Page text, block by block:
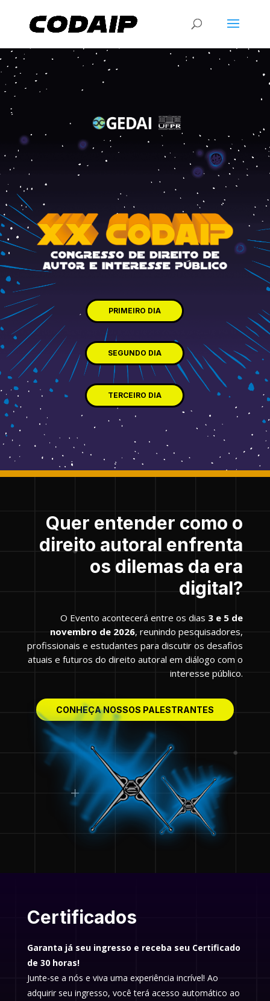
PRIMEIRO DIA
SEGUNDO DIA
TERCEIRO DIA
Quer entender como o
direito autoral enfrenta
os dilemas da era
digital?
O Evento acontecerá entre os dias 3 e 5 de
novembro de 2026, reunindo pesquisadores,
profissionais e estudantes para discutir os desafios
atuais e futuros do direito autoral em diálogo com o
interesse público.
CONHEÇA NOSSOS PALESTRANTES
Certificados
Garanta já seu ingresso e receba seu Certificado
de 30 horas!
Junte-se a nós e viva uma experiência incrível! Ao
adquirir seu ingresso, você terá acesso automático ao